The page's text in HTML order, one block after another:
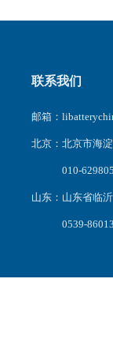
联系我们
邮箱：
北京：北京市海
010-
山东：山东省临
0539-